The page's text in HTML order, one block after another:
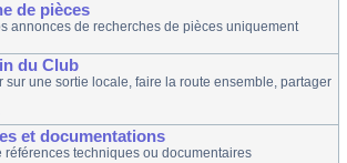
de pièces
annonces de recherches de pièces uniquement
du Club
sur une sortie locale, faire la route ensemble, partager
et documentations
références techniques ou documentaires